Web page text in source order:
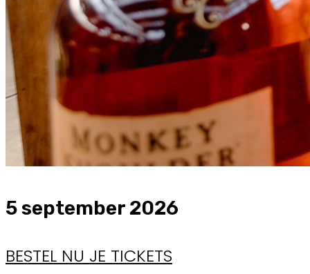
5 september 2026
BESTEL NU JE TICKETS